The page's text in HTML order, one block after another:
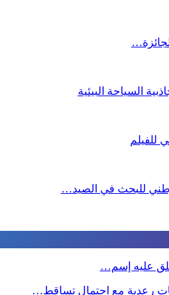
السياحة البيئية
للبحث في الصيد…
عليه إسم…
رعدية مع احتمال تساقط…